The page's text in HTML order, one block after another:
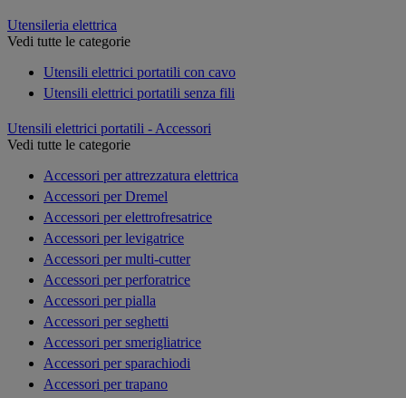
Utensileria elettrica
Vedi tutte le categorie
Utensili elettrici portatili con cavo
Utensili elettrici portatili senza fili
Utensili elettrici portatili - Accessori
Vedi tutte le categorie
Accessori per attrezzatura elettrica
Accessori per Dremel
Accessori per elettrofresatrice
Accessori per levigatrice
Accessori per multi-cutter
Accessori per perforatrice
Accessori per pialla
Accessori per seghetti
Accessori per smerigliatrice
Accessori per sparachiodi
Accessori per trapano